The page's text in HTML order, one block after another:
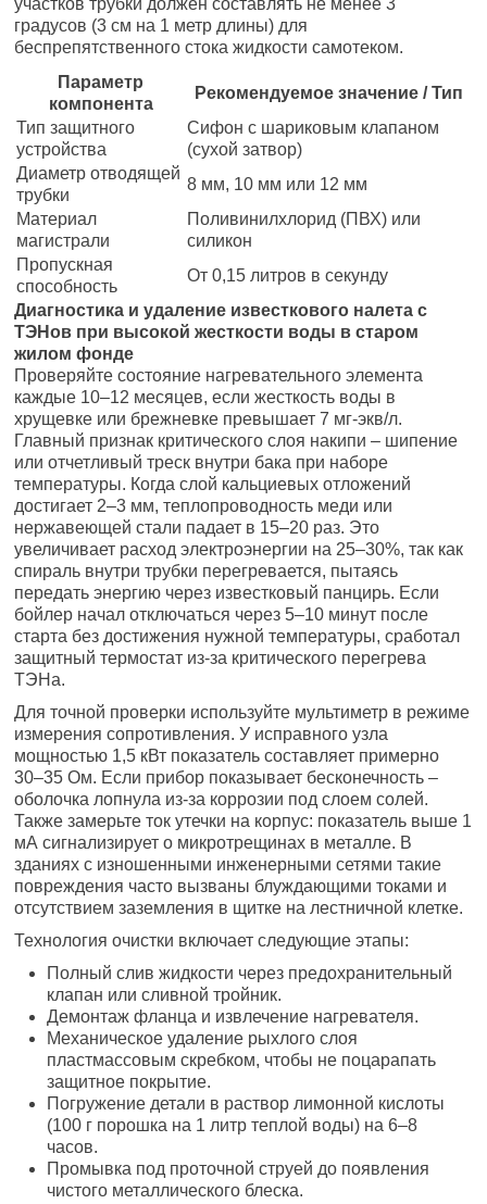
участков трубки должен составлять не менее 3
градусов (3 см на 1 метр длины) для
беспрепятственного стока жидкости самотеком.
Параметр
компонента
Рекомендуемое значение / Тип
Тип защитного
устройства
Сифон с шариковым клапаном
(сухой затвор)
Диаметр отводящей
трубки
8 мм, 10 мм или 12 мм
Материал
магистрали
Поливинилхлорид (ПВХ) или
силикон
Пропускная
способность
От 0,15 литров в секунду
Диагностика и удаление известкового налета с
ТЭНов при высокой жесткости воды в старом
жилом фонде
Проверяйте состояние нагревательного элемента
каждые 10–12 месяцев, если жесткость воды в
хрущевке или брежневке превышает 7 мг-экв/л.
Главный признак критического слоя накипи – шипение
или отчетливый треск внутри бака при наборе
температуры. Когда слой кальциевых отложений
достигает 2–3 мм, теплопроводность меди или
нержавеющей стали падает в 15–20 раз. Это
увеличивает расход электроэнергии на 25–30%, так как
спираль внутри трубки перегревается, пытаясь
передать энергию через известковый панцирь. Если
бойлер начал отключаться через 5–10 минут после
старта без достижения нужной температуры, сработал
защитный термостат из-за критического перегрева
ТЭНа.
Для точной проверки используйте мультиметр в режиме
измерения сопротивления. У исправного узла
мощностью 1,5 кВт показатель составляет примерно
30–35 Ом. Если прибор показывает бесконечность –
оболочка лопнула из-за коррозии под слоем солей.
Также замерьте ток утечки на корпус: показатель выше 1
мА сигнализирует о микротрещинах в металле. В
зданиях с изношенными инженерными сетями такие
повреждения часто вызваны блуждающими токами и
отсутствием заземления в щитке на лестничной клетке.
Технология очистки включает следующие этапы:
Полный слив жидкости через предохранительный
клапан или сливной тройник.
Демонтаж фланца и извлечение нагревателя.
Механическое удаление рыхлого слоя
пластмассовым скребком, чтобы не поцарапать
защитное покрытие.
Погружение детали в раствор лимонной кислоты
(100 г порошка на 1 литр теплой воды) на 6–8
часов.
Промывка под проточной струей до появления
чистого металлического блеска.